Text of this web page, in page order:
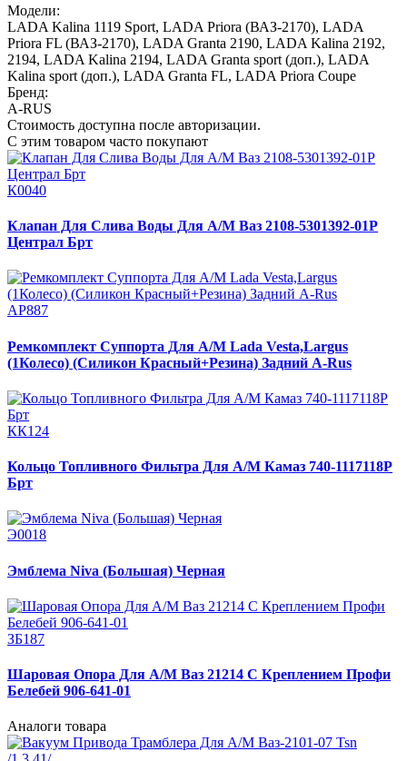
Модели:
LADA Kalina 1119 Sport, LADA Priora (ВАЗ-2170), LADA
Priora FL (ВАЗ-2170), LADA Granta 2190, LADA Kalina 2192,
2194, LADA Kalina 2194, LADA Granta sport (доп.), LADA
Kalina sport (доп.), LADA Granta FL, LADA Priora Coupe
Бренд:
A-RUS
Стоимость доступна после авторизации.
С этим товаром часто покупают
К0040
Клапан Для Слива Воды Для А/М Ваз 2108-5301392-01Р
Централ Брт
АР887
Ремкомплект Суппорта Для А/М Lada Vesta,Largus
(1Колесо) (Силикон Красный+Резина) Задний A-Rus
КК124
Кольцо Топливного Фильтра Для А/М Камаз 740-1117118Р
Брт
Э0018
Эмблема Niva (Большая) Черная
ЗБ187
Шаровая Опора Для А/М Ваз 21214 С Креплением Профи
Белебей 906-641-01
Аналоги товара